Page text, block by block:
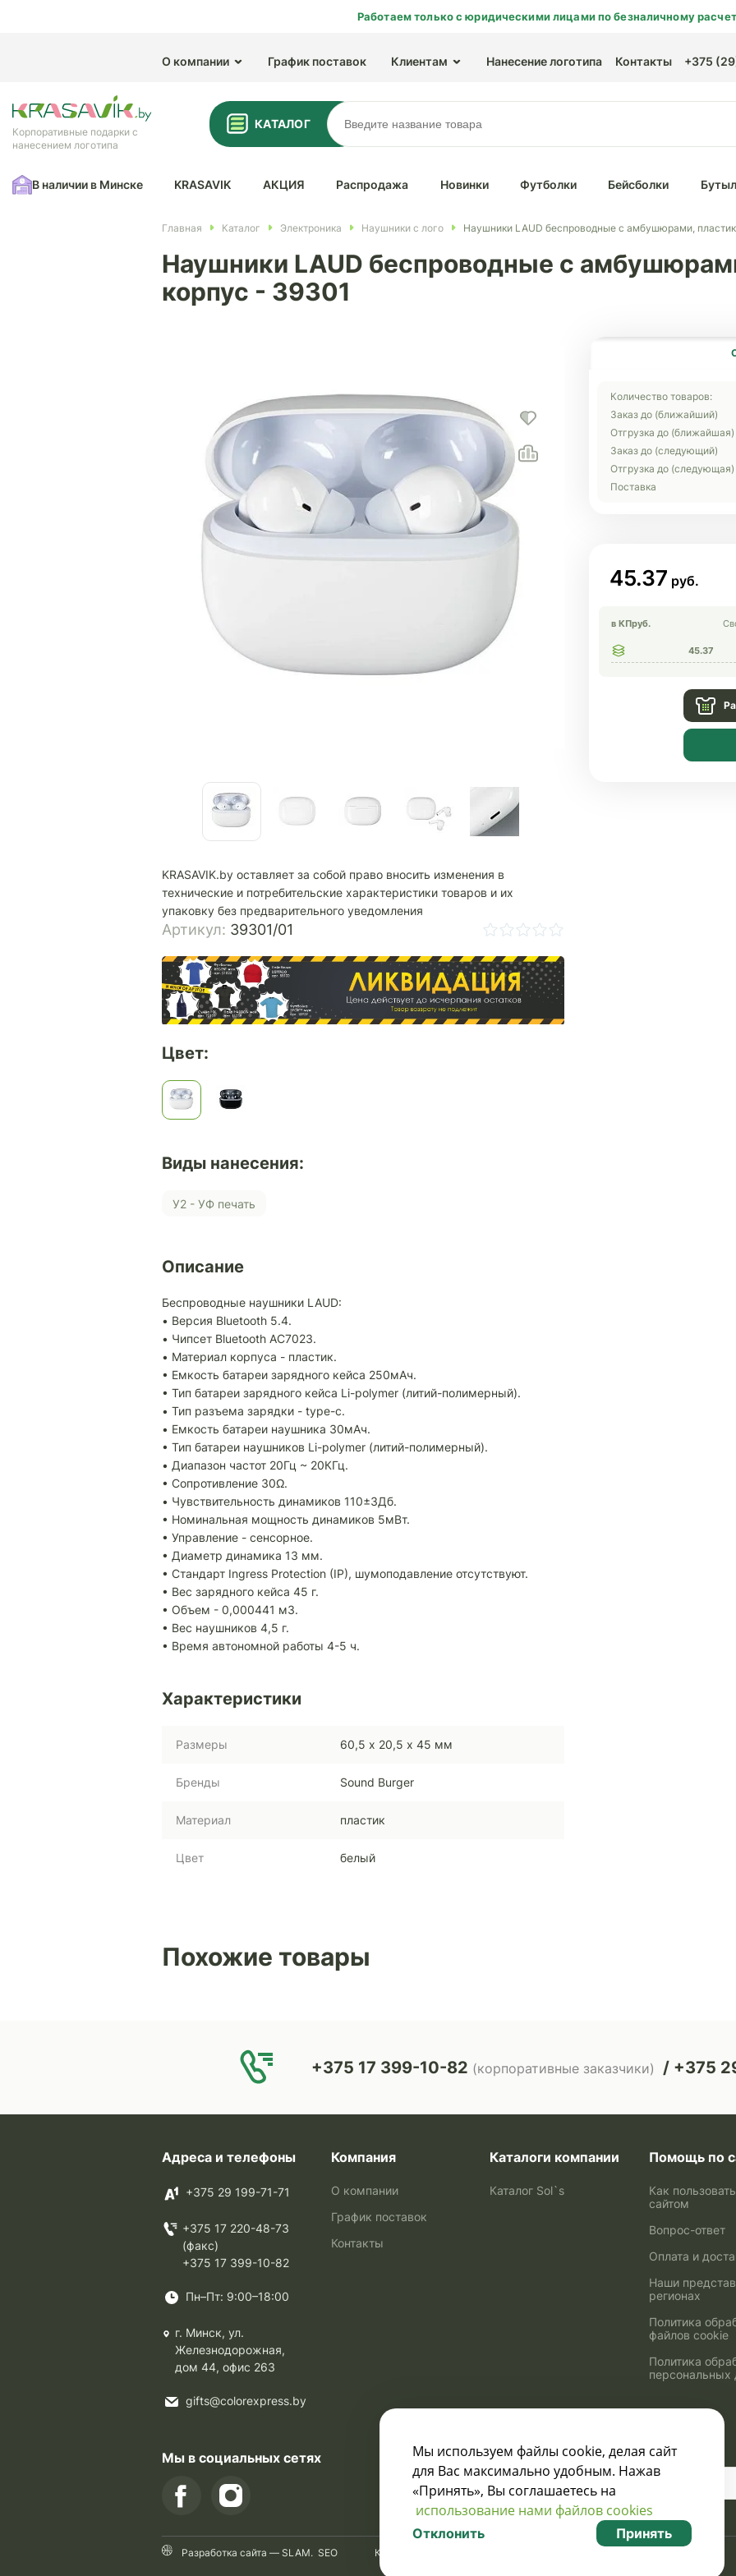
Работаем только с юридическими лицами по безналичному
О компании График поставок Клиентам Нанесение логотипа Контакты +375
Корпоративные подарки с
нанесением логотипа
КАТАЛОГ
В наличии в Минске KRASAVIK АКЦИЯ Распродажа Новинки Футболки Бейсболки
Главная Каталог Электроника Наушники с лого Наушники LAUD беспроводные с амбушюрами,
Наушники LAUD беспроводные с
корпус - 39301
KRASAVIK.by оставляет за собой право вносить изменения в
технические и потребительские характеристики товаров и их
упаковку без предварительного уведомления
Артикул: 39301/01
Цвет:
Виды нанесения:
У2 - УФ печать
Описание
Беспроводные наушники LAUD:
• Версия Bluetooth 5.4.
• Чипсет Bluetooth AC7023.
• Материал корпуса - пластик.
• Емкость батареи зарядного кейса 250мАч.
• Тип батареи зарядного кейса Li-polymer (литий-полимерный).
• Тип разъема зарядки - type-c.
• Емкость батареи наушника 30мАч.
• Тип батареи наушников Li-polymer (литий-полимерный).
• Диапазон частот 20Гц ~ 20КГц.
• Сопротивление 30Ω.
• Чувствительность динамиков 110±3Дб.
• Номинальная мощность динамиков 5мВт.
• Управление - сенсорное.
• Диаметр динамика 13 мм.
• Стандарт Ingress Protection (IP), шумоподавление отсутствуют.
• Вес зарядного кейса 45 г.
• Объем - 0,000441 м3.
• Вес наушников 4,5 г.
• Время автономной работы 4-5 ч.
Характеристики
Размеры 60,5 х 20,5 х 45 мм
Бренды Sound Burger
Материал пластик
Цвет белый
Количество товаров:
Заказ до (ближайший)
Отгрузка до (ближайшая)
Заказ до (следующий)
Отгрузка до (следующая)
Поставка
45.37
в КПруб.
45.37
Похожие товары
+375 17 399-10-82 (корпоративные заказчики) +375
Адреса и телефоны
+375 29 199-71-71
+375 17 220-48-73
(факс)
+375 17 399-10-82
Пн–Пт: 9:00–18:00
г. Минск, ул.
Железнодорожная,
дом 44, офис 263
gifts@colorexpress.by
Компания
О компании
График поставок
Контакты
Каталоги компании
Каталог Sol`s
Помощь по
Как
сайтом
Вопрос-ответ
Оплата и
Наши
регионах
Политика
файлов cookie
Политика
персональных
Узнавайте о скидках
и акциях:
Мы в социальных сетях
Карта сайта
Разработка сайта — SLAM. SEO
Мы используем файлы cookie, делая сайт
для Вас максимально удобным. Нажав
«Принять», Вы соглашаетесь на
использование нами файлов cookies
Отклонить Принять